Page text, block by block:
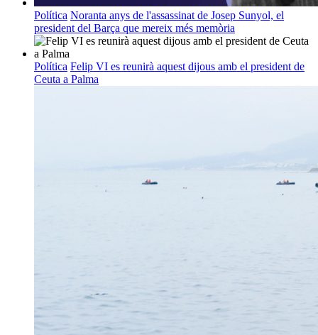
Política Noranta anys de l'assassinat de Josep Sunyol, el
president del Barça que mereix més memòria
Política Felip VI es reunirà aquest dijous amb el president de
Ceuta a Palma